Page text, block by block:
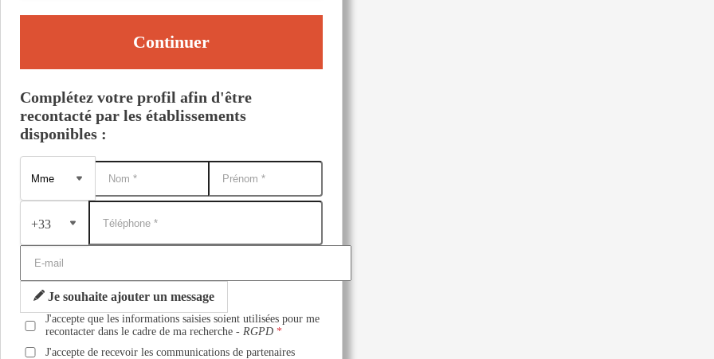
Continuer
Complétez votre profil afin d'être
recontacté par les établissements
disponibles :
+33
Je souhaite ajouter un message
J'accepte que les informations saisies soient utilisées pour me
recontacter dans le cadre de ma recherche -RGPD
J'accepte de recevoir les communications de partenaires